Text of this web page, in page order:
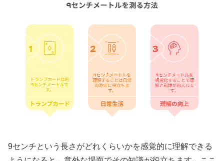
9センチという長さがどれくらいかを感覚的に理解できる